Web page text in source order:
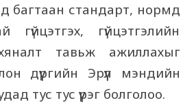
багтаан стандарт, нормд
гүйцэтгэх, гүйцэтгэлийн
тавьж ажиллахыг
дүүргийн Эрүүл мэндийн
тус тус үүрэг болголоо.